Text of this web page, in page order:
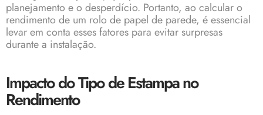
planejamento e o desperdício. Portanto, ao calcular o
rendimento de um rolo de papel de parede, é essencial
levar em conta esses fatores para evitar surpresas
durante a instalação.
Impacto do Tipo de Estampa no
Rendimento